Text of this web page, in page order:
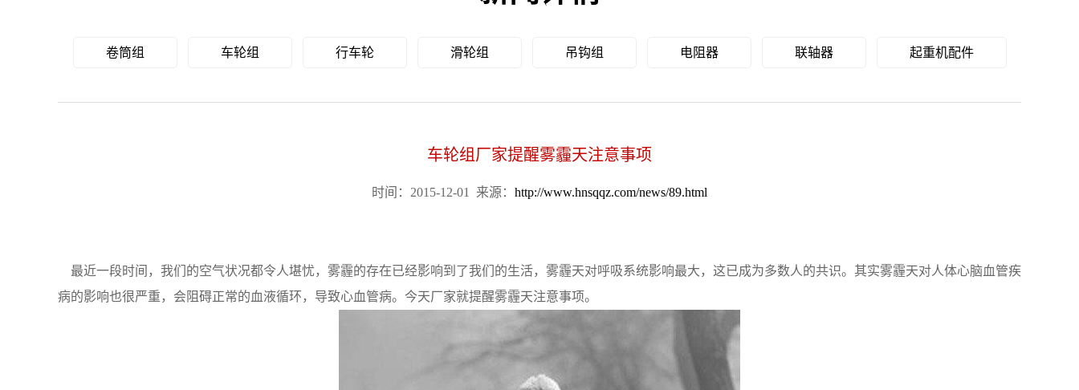
卷筒组 车轮组 行车轮 滑轮组 吊钩组 电阻器 联轴器 起重机配件
车轮组厂家提醒雾霾天注意事项
时间：2015-12-01 来源： http://www.hnsqqz.com/news/89.html
最近一段时间，我们的空气状况都令人堪忧，雾霾的存在已经影响到了我们的生活，雾霾天对呼吸系统影响最大，这已成为多数人的共识。其实雾霾天对人体心脑血管疾
病的影响也很严重，会阻碍正常的血液循环，导致心血管病。今天厂家就提醒雾霾天注意事项。